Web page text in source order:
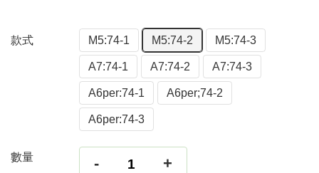
款式 M5:74-1 M5:74-2 M5:74-3
A7:74-1 A7:74-2 A7:74-3
A6per:74-1 A6per;74-2
A6per:74-3
數量 - +